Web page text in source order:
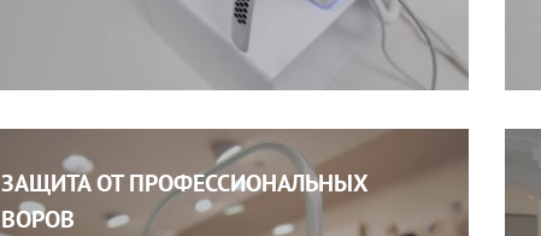
ЗАЩИТА ОТ ПРОФЕССИОНАЛЬНЫХ
ВОРОВ